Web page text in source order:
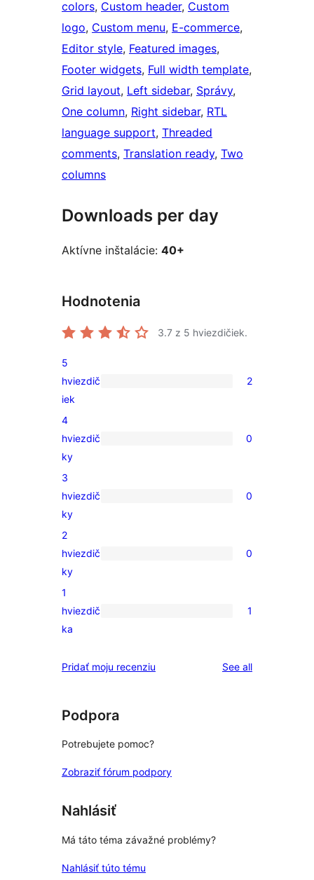
colors, Custom header, Custom
logo, Custom menu, E-commerce
Editor style, Featured images
Footer widgets, Full width template
Grid layout, Left sidebar, Správy
One column, Right sidebar, RTL
language support, Threaded
comments, Translation ready, Two
columns
Downloads per day
Aktívne inštalácie: 40+
Hodnotenia
3.7 z 5 hviezdičiek.
2
recenzie
s
5-
hviezdičkovým
hodnotením
5
hviezdič
iek
2
0
recenzií
s
4-
hviezdičkovým
hodnotením
4
hviezdič
ky
0
0
recenzií
s
3-
hviezdičkovým
hodnotením
3
hviezdič
ky
0
0
recenzií
s
2-
hviezdičkovým
2
hviezdič
ky
0
1
recenzia
1-
hodnotením
1
hviezdič
ka
1
Pridať moju recenziu See allreviews
Podpora
Potrebujete pomoc?
Zobraziť fórum podpory
Nahlásiť
Má táto téma závažné problémy?
Nahlásiť túto tému